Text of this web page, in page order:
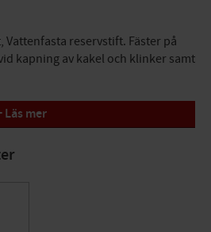
Vattenfasta reservstift. Fäster på
kapning av kakel och klinker samt
Läs mer